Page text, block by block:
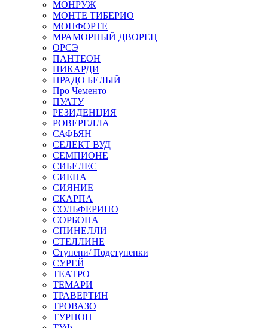
МОНРУЖ
МОНТЕ ТИБЕРИО
МОНФОРТЕ
МРАМОРНЫЙ ДВОРЕЦ
ОРСЭ
ПАНТЕОН
ПИКАРДИ
ПРАДО БЕЛЫЙ
Про Чементо
ПУАТУ
РЕЗИДЕНЦИЯ
РОВЕРЕЛЛА
САФЬЯН
СЕЛЕКТ ВУД
СЕМПИОНЕ
СИБЕЛЕС
СИЕНА
СИЯНИЕ
СКАРПА
СОЛЬФЕРИНО
СОРБОНА
СПИНЕЛЛИ
СТЕЛЛИНЕ
Ступени/ Подступенки
СУРЕЙ
ТЕАТРО
ТЕМАРИ
ТРАВЕРТИН
ТРОВАЗО
ТУРНОН